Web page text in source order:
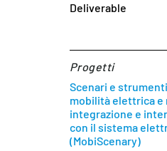
Deliverable
Progetti
Scenari e
mobilità elettrica e
integrazione e
con il sistema
(MobiScenary)